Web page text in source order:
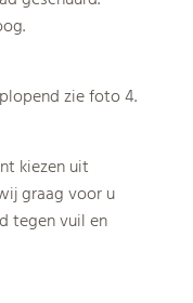
zie foto 4.
kiezen uit
graag voor u
tegen vuil en